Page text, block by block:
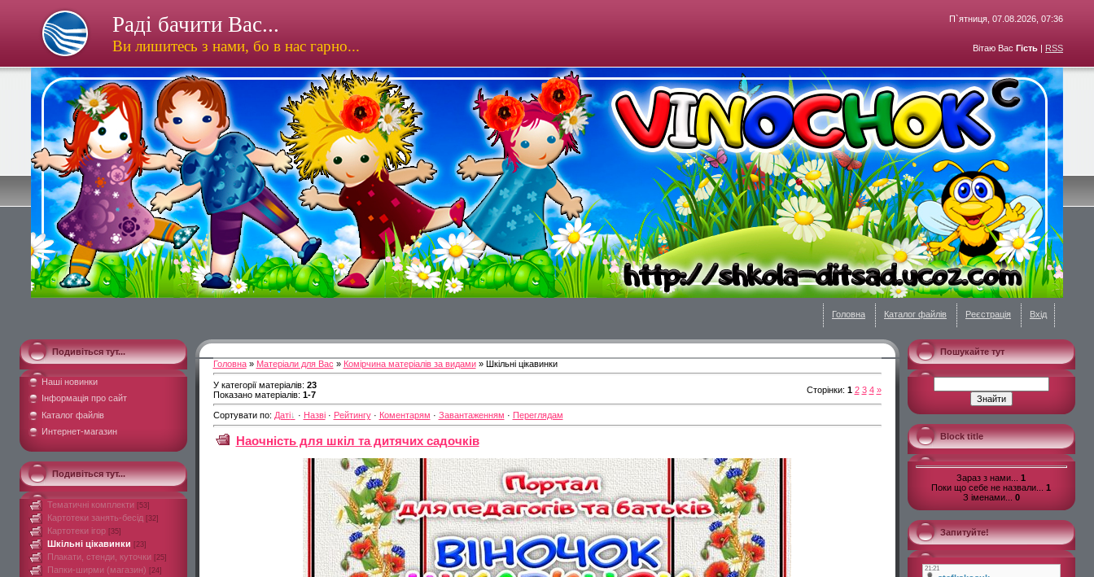
Раді бачити Вас...
Ви лишитесь з нами, бо в нас гарно...
П`ятниця, 07.08.2026, 07:36
Вітаю Вас Гість | RSS
Головна Каталог файлів Реєстрація Вхід
Подивіться тут...
Наші новинки
Інформація про сайт
Каталог файлів
Интернет-магазин
Подивіться тут...
Тематичні комплекти [53]
Картотеки занять-бесід [32]
Картотеки ігор [35]
Шкільні цікавинки [23]
Плакати, стенди, куточки [25]
Папки-ширми (магазин) [24]
Головна» Матеріали для Вас » Комірчина матеріалів за видами» Шкільні цікавинки
У категорії матеріалів: 23
Показано матеріалів: 1-7 Сторінки: 1 2 3 4 »
Сортувати по: Даті · Назві· Рейтингу· Коментарям · Завантаженням · Переглядам
Наочність для шкіл та дитячих садочків
Пошукайте тут
Block title
Зараз з нами... 1
Поки що себе не назвали... 1
З іменами... 0
Запитуйте!